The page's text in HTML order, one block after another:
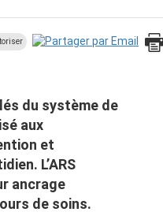
du système de
aux
et
L’ARS
ancrage
de soins.